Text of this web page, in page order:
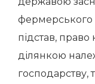
фермерського
підстав,
ділянкою
господарству,